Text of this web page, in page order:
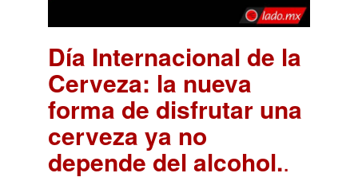
Día Internacional de la
Cerveza: la nueva
forma de disfrutar una
cerveza ya no
depende del alcohol..